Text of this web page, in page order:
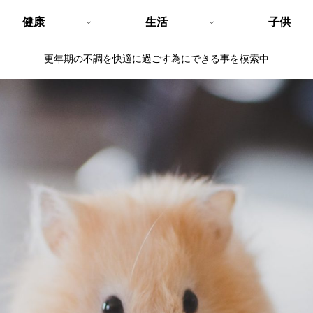
更年期の不調を快適に過ごす為にできる事を模索中
健康 生活 子供